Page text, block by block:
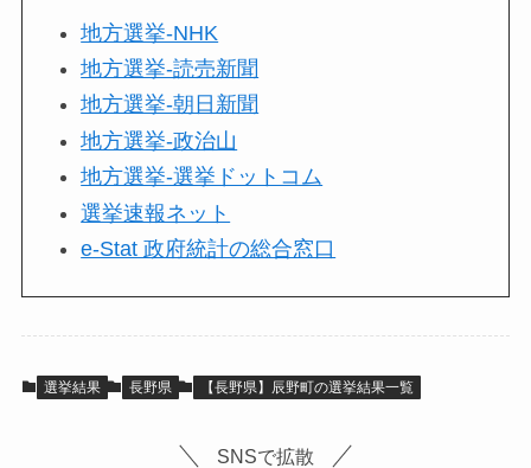
地方選挙-NHK
地方選挙-読売新聞
地方選挙-朝日新聞
地方選挙-政治山
地方選挙-選挙ドットコム
選挙速報ネット
e-Stat 政府統計の総合窓口
選挙結果 長野県 【長野県】辰野町の選挙結果一覧
SNSで拡散